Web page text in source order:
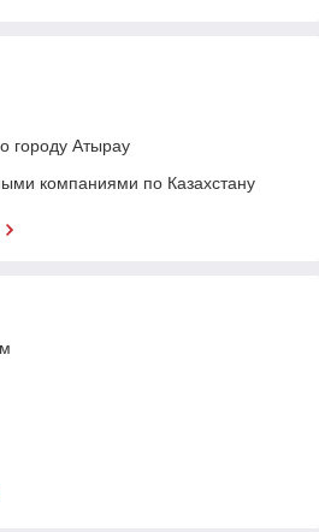
городу Атырау
компаниями по Казахстану